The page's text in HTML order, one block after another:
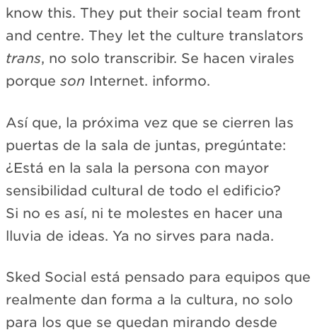
know this. They put their social team front
and centre. They let the culture translators
trans, no solo transcribir. Se hacen virales
porque son Internet. informo.
Así que, la próxima vez que se cierren las
puertas de la sala de juntas, pregúntate:
¿Está en la sala la persona con mayor
sensibilidad cultural de todo el edificio?
Si no es así, ni te molestes en hacer una
lluvia de ideas. Ya no sirves para nada.
Sked Social está pensado para equipos que
realmente dan forma a la cultura, no solo
para los que se quedan mirando desde